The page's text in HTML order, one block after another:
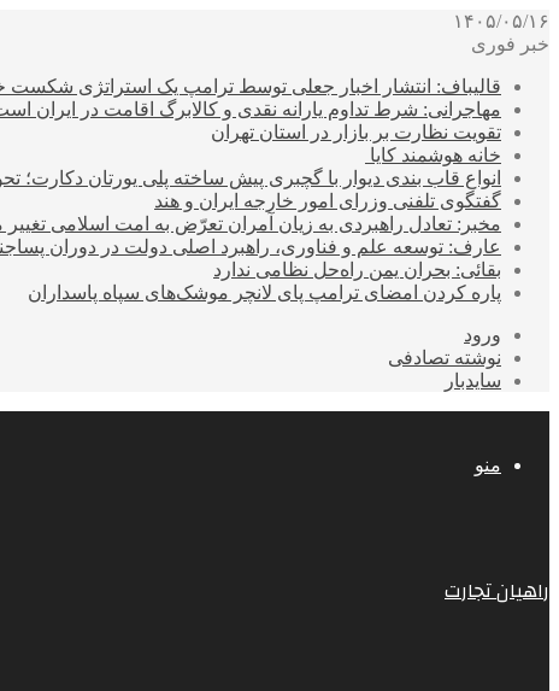
۱۴۰۵/۰۵/۱۶
خبر فوری
قالیباف: انتشار اخبار جعلی توسط ترامپ یک استراتژی
مهاجرانی: شرط تداوم یارانه نقدی و کالابرگ اقامت در ایران
تقویت نظارت بر بازار در استان تهران
خانه هوشمند کایا
انواع قاب بندی دیوار با گچبری پیش ساخته پلی یورتان
گفتگوی تلفنی وزرای امور خارجه ایران و هند
مخبر: تعادل راهبردی به زیان آمران تعرّض به امت اسلامی تغییر
عارف: توسعه علم و فناوری، راهبرد اصلی دولت در دوران
بقائی: بحران یمن راه‌حل نظامی ندارد
پاره کردن امضای ترامپ پای لانچر موشک‌های سپاه پاسداران
ورود
نوشته تصادفی
سایدبار
منو
راهیان تجارت